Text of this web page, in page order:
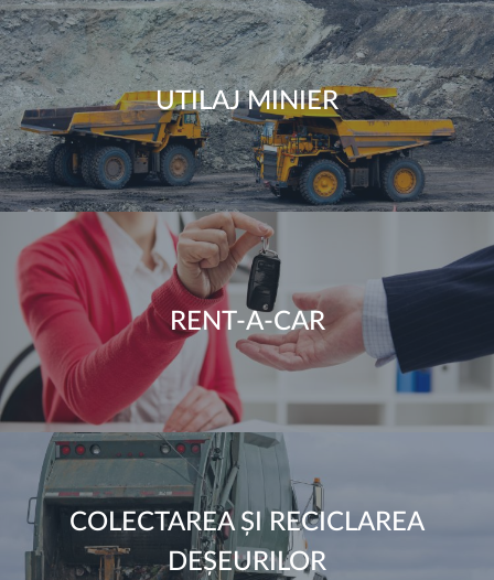
UTILAJ MINIER
RENT-A-CAR
COLECTAREA ȘI RECICLAREA
DEȘEURILOR